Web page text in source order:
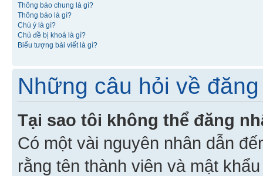
Thông báo chung là gì?
Thông báo là gì?
Chú ý là gì?
Chủ đề bị khoá là gì?
Biểu tượng bài viết là gì?
Những câu hỏi về
Tại sao tôi không thể đăng
Có một vài nguyên nhân dẫn
rằng tên thành viên và mật